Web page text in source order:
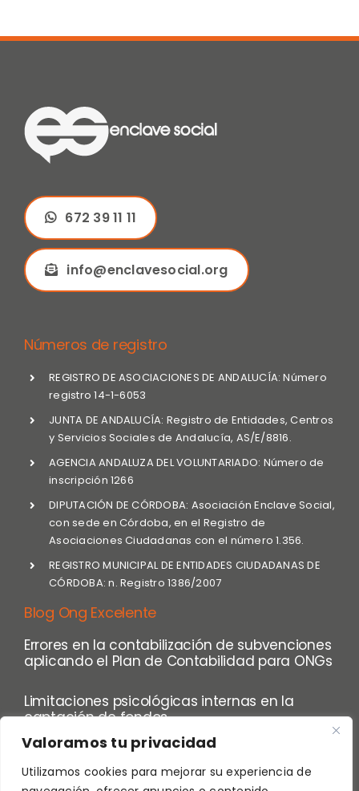
Valoramos tu privacidad
Utilizamos cookies para mejorar su experiencia de
672 39 11 11
info@enclavesocial.org
Números de registro
REGISTRO DE ASOCIACIONES DE ANDALUCÍA: Número
registro 14-1-6053
JUNTA DE ANDALUCÍA: Registro de Entidades, Centros
y Servicios Sociales de Andalucía, AS/E/8816.
AGENCIA ANDALUZA DEL VOLUNTARIADO: Número de
inscripción 1266
DIPUTACIÓN DE CÓRDOBA: Asociación Enclave Social,
con sede en Córdoba, en el Registro de
Asociaciones Ciudadanas con el número 1.356.
REGISTRO MUNICIPAL DE ENTIDADES CIUDADANAS DE
CÓRDOBA: n. Registro 1386/2007
Blog Ong Excelente
Errores en la contabilización de subvenciones
aplicando el Plan de Contabilidad para ONGs
Limitaciones psicológicas internas en la
captación de fondos